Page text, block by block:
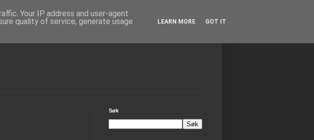
Søk
Your IP address and user-agent
quality of service, generate usage
LEARN MORE GOT IT